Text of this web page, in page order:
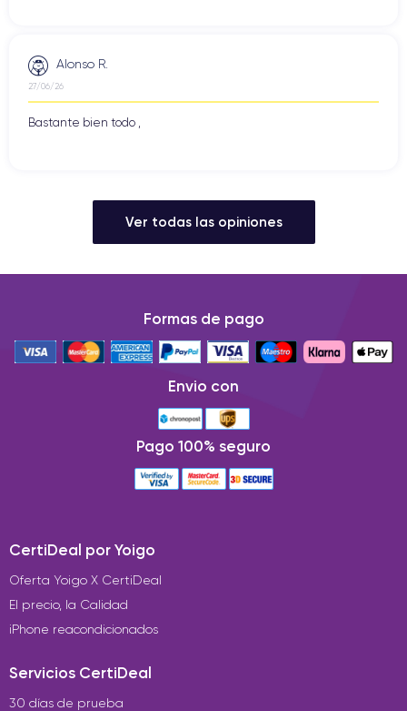
Alonso R.
27/06/26
Bastante bien todo ,
Ver todas las opiniones
Formas de pago
Envio con
Pago 100% seguro
CertiDeal por Yoigo
Oferta Yoigo X CertiDeal
El precio, la Calidad
iPhone reacondicionados
Servicios CertiDeal
30 días de prueba